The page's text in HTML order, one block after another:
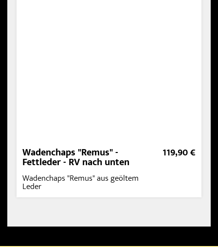
Wadenchaps "Remus" -
Fettleder - RV nach unten
Wadenchaps "Remus" aus geöltem
Leder
119,90 €